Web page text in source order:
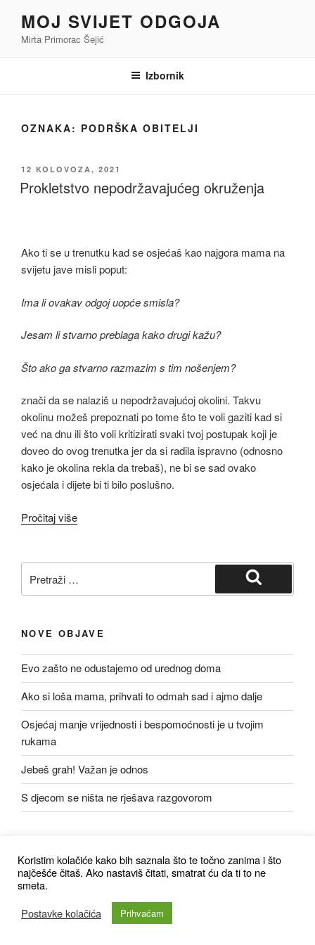
sadržaj
MOJ SVIJET ODGOJA
Mirta Primorac Šejić
Izbornik
OZNAKA: PODRŠKA OBITELJI
OBJAVLJENO
12 KOLOVOZA, 2021
Prokletstvo nepodržavajućeg okruženja
Ako ti se u trenutku kad se osjećaš kao najgora mama na
svijetu jave misli poput:
Ima li ovakav odgoj uopće smisla?
Jesam li stvarno preblaga kako drugi kažu?
Što ako ga stvarno razmazim s tim nošenjem?
znači da se nalaziš u nepodržavajućoj okolini. Takvu
okolinu možeš prepoznati po tome što te voli gaziti kad si
već na dnu ili što voli kritizirati svaki tvoj postupak koji je
doveo do ovog trenutka jer da si radila ispravno (odnosno
kako je okolina rekla da trebaš), ne bi se sad ovako
osjećala i dijete bi ti bilo poslušno.
Pročitaj više
Pretraži
NOVE OBJAVE
Evo zašto ne odustajemo od urednog doma
Ako si loša mama, prihvati to odmah sad i ajmo dalje
Osjećaj manje vrijednosti i bespomoćnosti je u tvojim
rukama
Jebeš grah! Važan je odnos
S djecom se ništa ne rješava razgovorom
Ponosno pokreće WordPress
Koristim kolačiće kako bih saznala što te točno zanima i što
najčešće čitaš. Ako nastaviš čitati, smatrat ću da ti to ne
smeta.
Postavke kolačića
Prihvaćam